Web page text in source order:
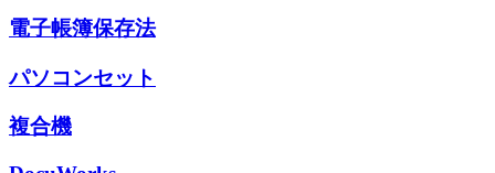
電子帳簿保存法
パソコンセット
複合機